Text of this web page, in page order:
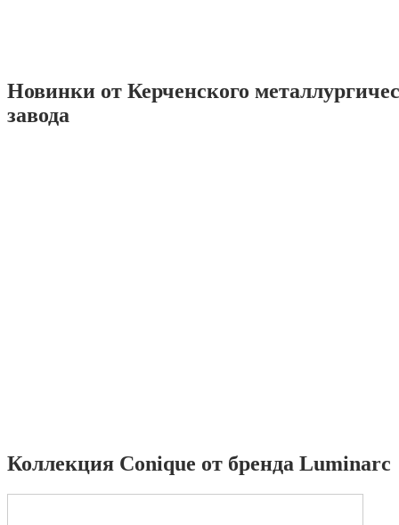
Новинки от Керченского
завода
Коллекция Conique от бренда Luminarc